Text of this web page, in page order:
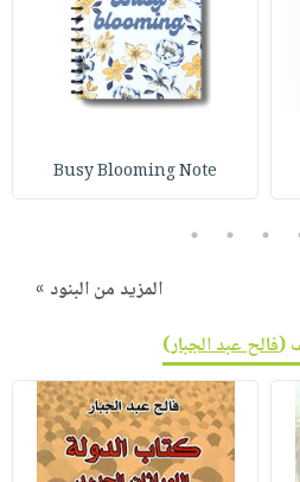
Busy Blooming Note
3
4
5
المزيد من البنود »
(فالح عبد الجبار)